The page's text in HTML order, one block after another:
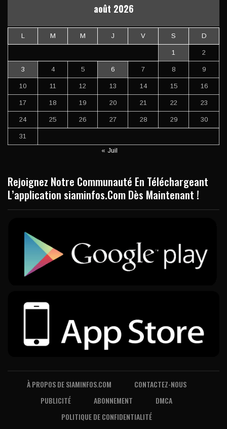
août 2026
L M M J V S D
1 2
3 4 5 6 7 8 9
10 11 12 13 14 15 16
17 18 19 20 21 22 23
24 25 26 27 28 29 30
31
« Juil
Rejoignez Notre Communauté En Téléchargeant
L’application siaminfos.Com Dès Maintenant !
À PROPOS DE SIAMINFOS.COM
CONTACTEZ-NOUS
PUBLICITÉ
ABONNEMENT
DMCA
POLITIQUE DE CONFIDENTIALITÉ